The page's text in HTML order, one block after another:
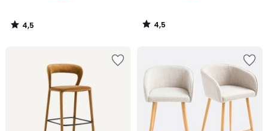
de
179.00
descuento
aplicado.
4,5
/
4,5
/